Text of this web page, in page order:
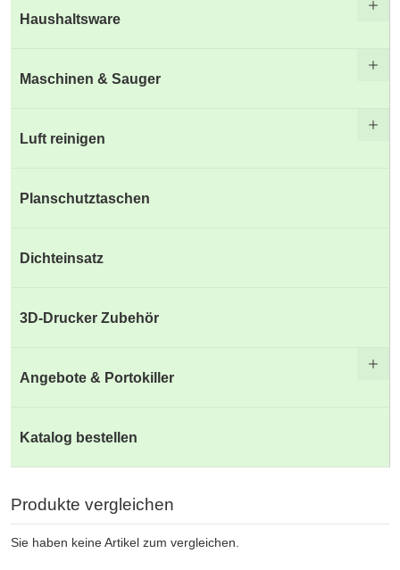
Haushaltsware
Maschinen & Sauger
Luft reinigen
Planschutztaschen
Dichteinsatz
3D-Drucker Zubehör
Angebote & Portokiller
Katalog bestellen
Produkte vergleichen
Sie haben keine Artikel zum vergleichen.